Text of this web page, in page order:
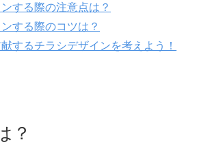
する際の注意点は？
する際のコツは？
するチラシデザインを考えよう！
？